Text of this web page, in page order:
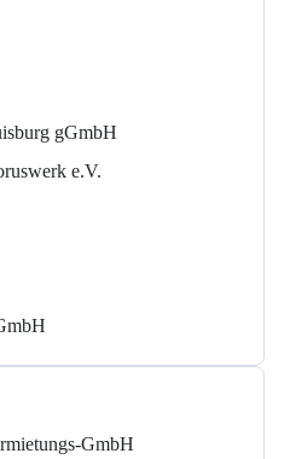
gGmbH
e.V.
GmbH